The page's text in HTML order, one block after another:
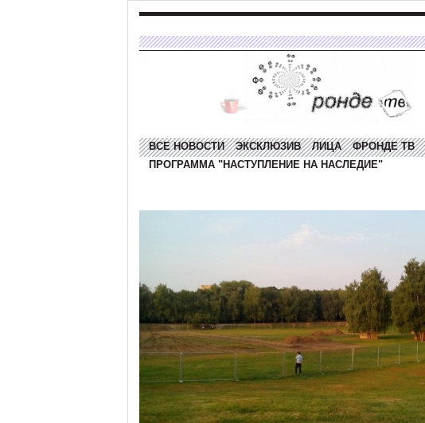
ВСЕ НОВОСТИ ЭКСКЛЮЗИВ ЛИЦА ФРОНДЕ ТВ
ПРОГРАММА "НАСТУПЛЕНИЕ НА НАСЛЕДИЕ"